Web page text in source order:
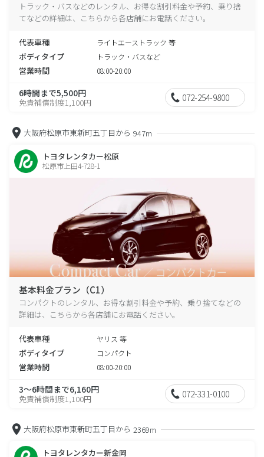
トラック・バスなどのレンタル、お得な割引料金や予約、乗り捨
てなどの詳細は、こちらから各店舗にお電話ください。
代表車種 ライトエーストラック 等
ボディタイプ トラック・バスなど
営業時間 08:00-20:00
6時間まで5,500円
免責補償制度1,100円 072-254-9800
大阪府松原市東新町五丁目から 947m
トヨタレンタカー松原
松原市上田4-728-1
基本料金プラン（C1）
コンパクトのレンタル、お得な割引料金や予約、乗り捨てなどの
詳細は、こちらから各店舗にお電話ください。
代表車種 ヤリス 等
ボディタイプ コンパクト
営業時間 08:00-20:00
3～6時間まで6,160円
免責補償制度1,100円 072-331-0100
大阪府松原市東新町五丁目から 2369m
トヨタレンタカー新金岡